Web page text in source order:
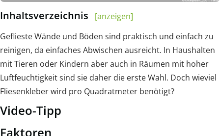
Inhaltsverzeichnis
[anzeigen]
Geflieste Wände und Böden sind praktisch und einfach zu
reinigen, da einfaches Abwischen ausreicht. In Haushalten
mit Tieren oder Kindern aber auch in Räumen mit hoher
Luftfeuchtigkeit sind sie daher die erste Wahl. Doch wieviel
Fliesenkleber wird pro Quadratmeter benötigt?
Video-Tipp
Faktoren